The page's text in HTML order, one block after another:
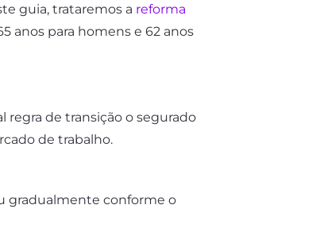
guia, trataremos a reforma
anos para homens e 62 anos
regra de transição o segurado
de trabalho.
gradualmente conforme o